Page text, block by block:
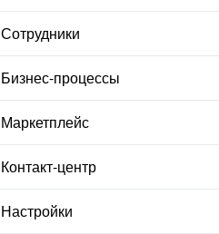
Сотрудники
Бизнес-процессы
Маркетплейс
Контакт-центр
Настройки